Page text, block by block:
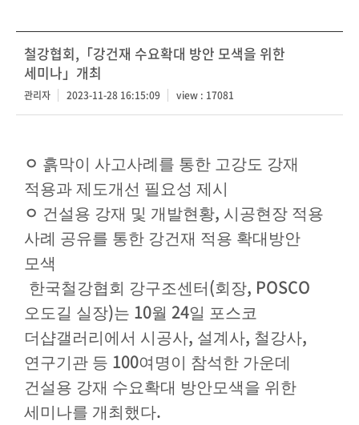
철강협회,「강건재 수요확대 방안 모색을 위한
세미나」개최
관리자 2023-11-28 16:15:09 view : 17081
ㅇ 흙막이 사고사례를 통한 고강도 강재
적용과 제도개선 필요성 제시
ㅇ 건설용 강재 및 개발현황, 시공현장 적용
사례 공유를 통한 강건재 적용 확대방안
모색
한국철강협회 강구조센터 (회장, POSCO
오도길 실장)는 10월 24일 포스코
더샵갤러리에서 시공사, 설계사, 철강사,
연구기관 등 100여명이 참석한 가운데
건설용 강재 수요확대 방안모색을 위한
세미나를 개최했다.